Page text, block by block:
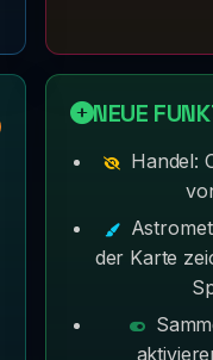
NEUE
Handel:
der Karte